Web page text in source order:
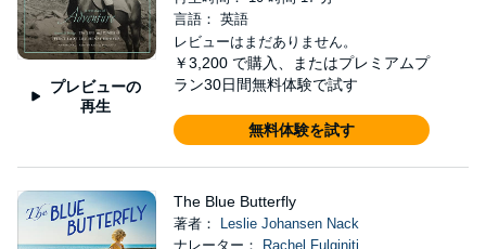
プレビューの
再生
言語： 英語
レビューはまだありません。
￥3,200 で購入、またはプレミアムプ
ラン30日間無料体験で試す
無料体験を試す
The Blue Butterfly
著者：
Leslie Johansen Nack
ナレーター：
Rachel Fulginiti